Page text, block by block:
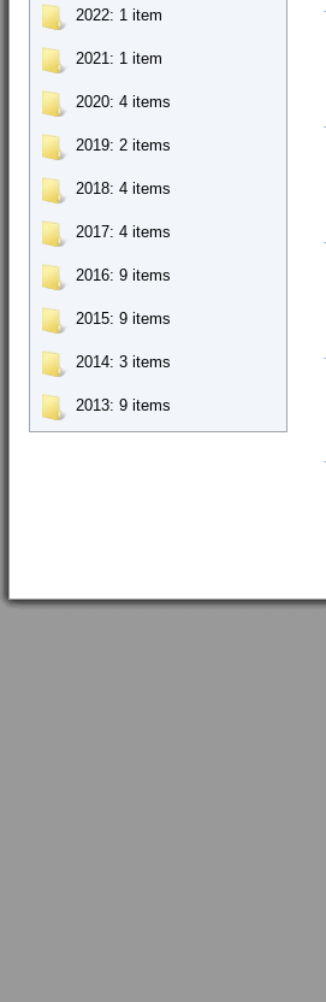
2022: 1 item
2021: 1 item
2020: 4 items
2019: 2 items
2018: 4 items
2017: 4 items
2016: 9 items
2015: 9 items
2014: 3 items
2013: 9 items